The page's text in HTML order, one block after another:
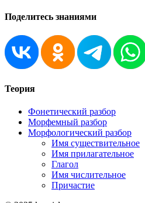
Поделитесь знаниями
Теория
Фонетический разбор
Морфемный разбор
Морфологический разбор
Имя существительное
Имя прилагательное
Глагол
Имя числительное
Причастие